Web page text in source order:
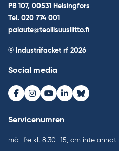
PB 107, 00531 Helsingfors
Tel. 020 774 001
palaute@teollisuusliitto.fi
© Industrifacket rf 2026
Social media
Facebook
Instagram
Youtube
LinkedInBluesky
Servicenumren
må–fre kl. 8.30–15, om inte annat